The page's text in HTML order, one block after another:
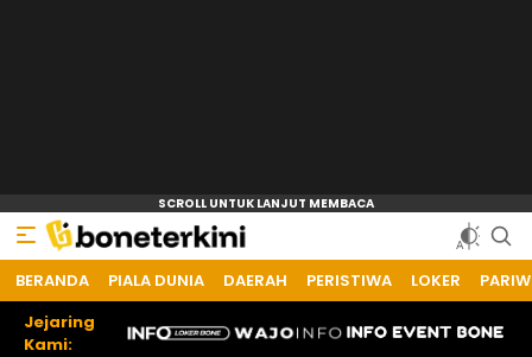
BERANDA PIALA DUNIA DAERAH PERISTIWA LOKER
Jejaring
Kami: